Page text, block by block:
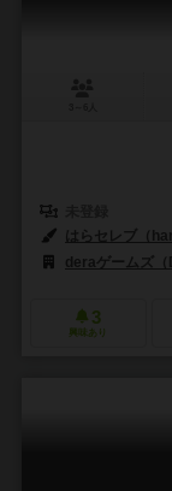
はらセレブ（
deraゲームズ（
3
興味あり